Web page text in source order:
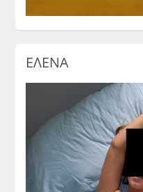
ΕΛΕΝΑ